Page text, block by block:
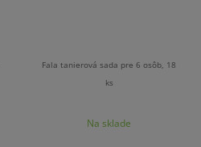
Fala tanierová sada pre 6 osôb, 18
ks
Na sklade